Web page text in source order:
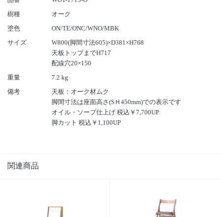
樹種
オーク
塗色
ON/TE/ONC/WNO/MBK
サイズ
W800(脚間寸法605)×D381×H768
天板トップまでH717
配線穴20×150
重量
7.2 kg
備考
天板：オーク材ムク
脚間寸法は座面高さ(SＨ450mm)での表示です
オイル・ソープ仕上げ 税込￥7,700UP
脚カット 税込￥1,100UP
関連商品